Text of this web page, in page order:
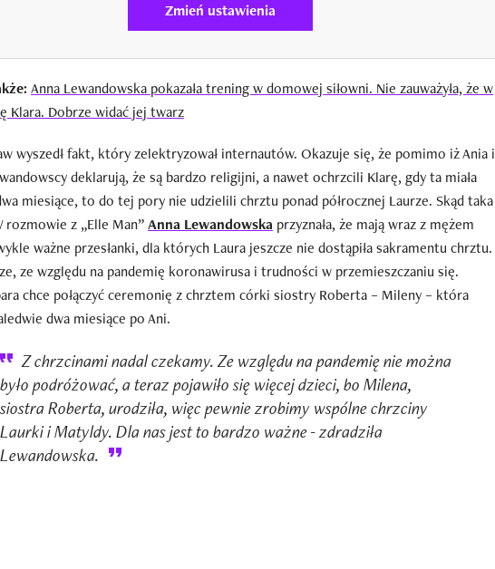
Zmień ustawienia
Anna Lewandowska pokazała trening w domowej siłowni. Nie zauważyła, że w
Klara. Dobrze widać jej twarz
wyszedł fakt, który zelektryzował internautów. Okazuje się, że pomimo iż Ania i
deklarują, że są bardzo religijni, a nawet ochrzcili Klarę, gdy ta miała
miesiące, to do tej pory nie udzielili chrztu ponad półrocznej Laurze. Skąd taka
rozmowie z „Elle Man”Anna Lewandowska przyznała, że mają wraz z mężem
ważne przesłanki, dla których Laura jeszcze nie dostąpiła sakramentu chrztu.
ze względu na pandemię koronawirusa i trudności w przemieszczaniu się.
chce połączyć ceremonię z chrztem córki siostry Roberta – Mileny – która
dwa miesiące po Ani.
Z chrzcinami nadal czekamy. Ze względu na pandemię nie można
było podróżować, a teraz pojawiło się więcej dzieci, bo Milena,
siostra Roberta, urodziła, więc pewnie zrobimy wspólne chrzciny
Laurki i Matyldy. Dla nas jest to bardzo ważne - zdradziła
Lewandowska.